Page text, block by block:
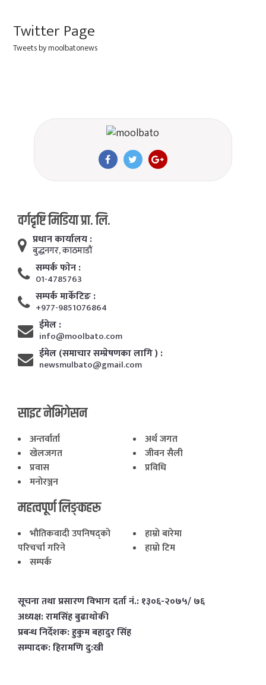
Twitter Page
Tweets by moolbatonews
वर्गदृष्टि मिडिया प्रा. लि.
प्रधान कार्यालय :
बुद्धनगर, काठमाडाैं
सम्पर्क फाेन :
01-4785763
सम्पर्क मार्केटिङ :
+977-9851076864
ईमेल :
info@moolbato.com
ईमेल (समाचार सम्प्रेषणका लागि ) :
newsmulbato@gmail.com
साइट नेभिगेसन
अन्तर्वार्ता
अर्थ जगत
खेलजगत
जीवन सैली
प्रवास
प्रविधि
मनोरञ्जन
महत्वपूर्ण लिङ्कहरू
भाैतिकवादी उपनिषद्काे
परिचर्चा गरिने
हाम्राे बारेमा
हाम्राे टिम
सम्पर्क
सूचना तथा प्रसारण विभाग दर्ता नं.: १३०६-२०७५/ ७६
अध्यक्ष: रामसिंह बुढाथाेकी
प्रबन्ध निर्देशक: हुकुम बहादुर सिंह
सम्पादक: हिरामणि दु:खी